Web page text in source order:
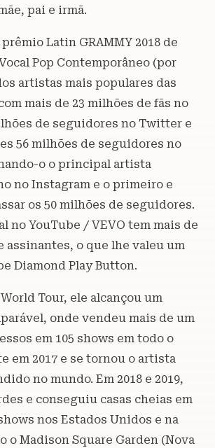
pai e irmã.
Latin GRAMMY 2018 de
Pop Contemporâneo (por
artistas mais populares das
mais de 23 milhões de fãs no
de seguidores no Twitter e
56 milhões de seguidores no
o o principal artista
no Instagram e o primeiro e
os 50 milhões de seguidores.
no YouTube / VEVO tem mais de
assinantes, o que lhe valeu um
Diamond Play Button.
Tour, ele alcançou um
onde vendeu mais de um
em 105 shows em todo o
em 2017 e se tornou o artista
no mundo. Em 2018 e 2019,
e conseguiu casas cheias em
nos Estados Unidos e na
o Madison Square Garden (Nova